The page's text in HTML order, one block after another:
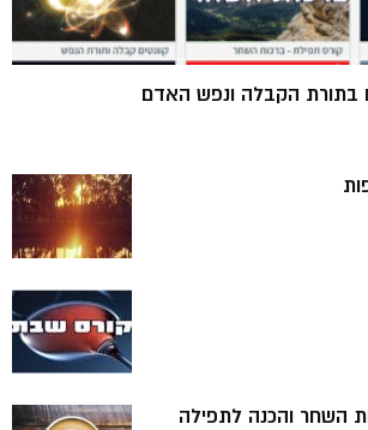
בתורת הקבלה ונפש האדם
השחר והכנה לתפילה